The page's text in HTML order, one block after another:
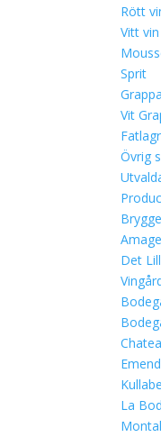
Rött
Vitt vin
Sprit
Grappa
Vit
Övrig
Det
La